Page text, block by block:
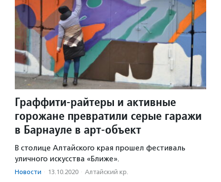
Граффити-райтеры и активные
горожане превратили серые гаражи
в Барнауле в арт-объект
В столице Алтайского края прошел фестиваль
уличного искусства «Ближе».
Новости · 13.10.2020 · Алтайский кр.